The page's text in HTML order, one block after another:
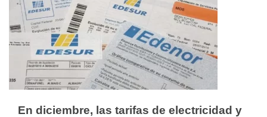
En diciembre, las tarifas de electricidad y